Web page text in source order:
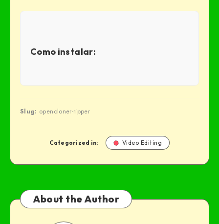
Como instalar:
Slug: opencloner-ripper
Categorized in: Video Editing
About the Author